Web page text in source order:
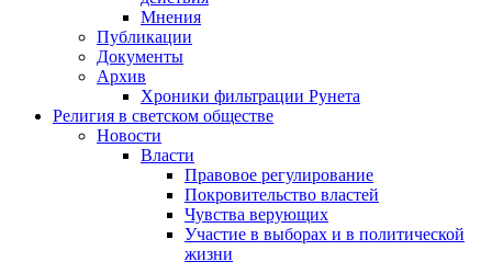
Мнения
Публикации
Документы
Архив
Хроники фильтрации Рунета
Религия в светском обществе
Новости
Власти
Правовое регулирование
Покровительство властей
Чувства верующих
Участие в выборах и в политической
жизни